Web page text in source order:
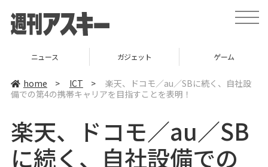
t
o
v
t
i
o
ニュース ガジェット ゲーム
home > ICT >
楽天、ドコモ／au／SBに続く、自社設
備での第4の携帯キャリアを目指すことを表明！
楽天、ドコモ／au／SB
に続く、自社設備での